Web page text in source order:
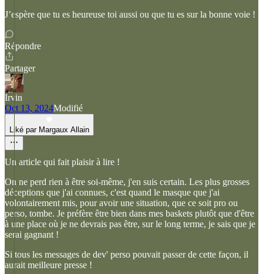
J’espère que tu es heureuse toi aussi ou que tu es sur la bonne voie !
Répondre
Partager
Irvin
Oct 13, 2024Modifié
Liké par Margaux Allain
Un article qui fait plaisir à lire !
On ne perd rien à être soi-même, j'en suis certain. Les plus grosses
déceptions que j'ai connues, c'est quand le masque que j'ai
volontairement mis, pour avoir une situation, que ce soit pro ou
perso, tombe. Je préfère être bien dans mes baskets plutôt que d'être
à une place où je ne devrais pas être, sur le long terme, je sais que je
serai gagnant !
Si tous les messages de dev' perso pouvait passer de cette façon, il
aurait meilleure presse !